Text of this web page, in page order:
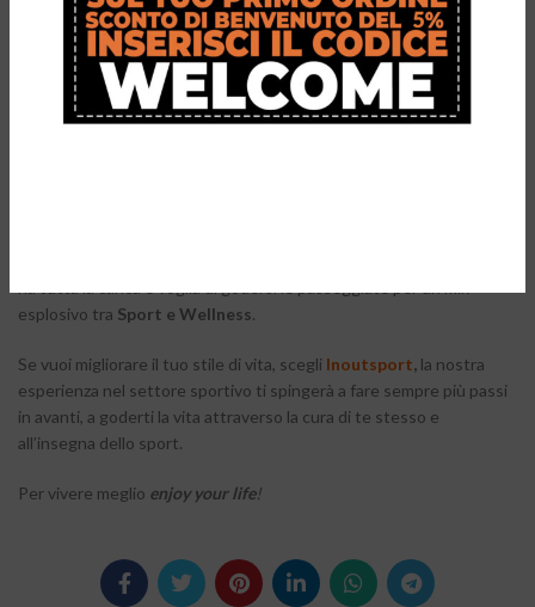
Attenzione!
esplosivo tra Sport e Wellness.
Se vuoi migliorare il tuo stile di vita, scegli Inoutsport, la nostra
esperienza nel settore sportivo ti spingerà a fare sempre più passi
in avanti, a goderti la vita attraverso la cura di te stesso e
all’insegna dello sport.
Per vivere meglio enjoy your life!